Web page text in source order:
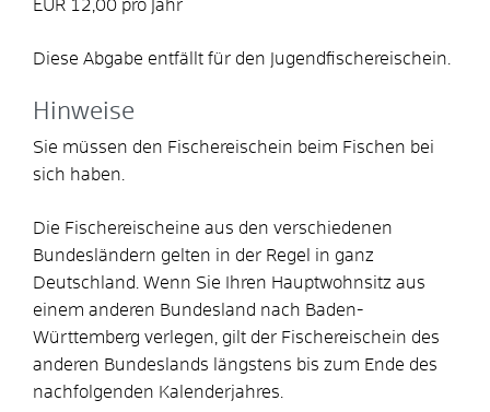
EUR 12,00 pro Jahr
Diese Abgabe entfällt für den Jugendfischereischein.
Hinweise
Sie müssen den Fischereischein beim Fischen bei
sich haben.
Die Fischereischeine aus den verschiedenen
Bundesländern gelten in der Regel in ganz
Deutschland. Wenn Sie Ihren Hauptwohnsitz aus
einem anderen Bundesland nach Baden-
Württemberg verlegen, gilt der Fischereischein des
anderen Bundeslands längstens bis zum Ende des
nachfolgenden Kalenderjahres.